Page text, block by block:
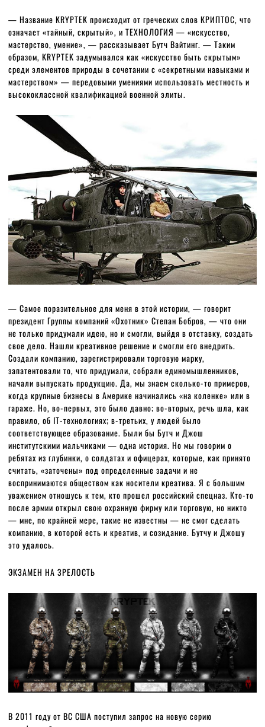
— Название KRYPTEK происходит от греческих слов КРИПТОС, что
означает «тайный, скрытый», и ТЕХНОЛОГИЯ — «искусство,
мастерство, умение», — рассказывает Бутч Вайтинг. — Таким
образом, KRYPTEK задумывался как «искусство быть скрытым»
среди элементов природы в сочетании с «секретными навыками и
мастерством» — передовыми умениями использовать местность и
высококлассной квалификацией военной элиты.
— Самое поразительное для меня в этой истории, — говорит
президент Группы компаний «Охотник» Степан Бобров, — что они
не только придумали идею, но и смогли, выйдя в отставку, создать
свое дело. Нашли креативное решение и смогли его внедрить.
Создали компанию, зарегистрировали торговую марку,
запатентовали то, что придумали, собрали единомышленников,
начали выпускать продукцию. Да, мы знаем сколько-то примеров,
когда крупные бизнесы в Америке начинались «на коленке» или в
гараже. Но, во-первых, это было давно; во-вторых, речь шла, как
правило, об IT-технологиях; в-третьих, у людей было
соответствующее образование. Были бы Бутч и Джош
институтскими мальчиками — одна история. Но мы говорим о
ребятах из глубинки, о солдатах и офицерах, которые, как принято
считать, «заточены» под определенные задачи и не
воспринимаются обществом как носители креатива. Я с большим
уважением отношусь к тем, кто прошел российский спецназ. Кто-то
после армии открыл свою охранную фирму или торговую, но никто
— мне, по крайней мере, такие не известны — не смог сделать
компанию, в которой есть и креатив, и созидание. Бутчу и Джошу
это удалось.
ЭКЗАМЕН НА ЗРЕЛОСТЬ
В 2011 году от ВС США поступил запрос на новую серию